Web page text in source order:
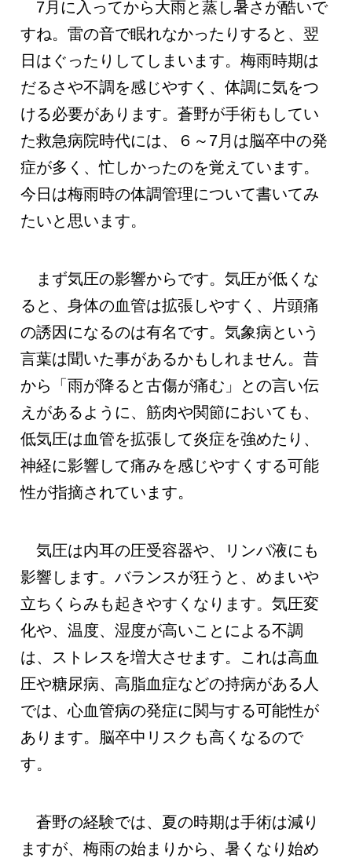
7月に入ってから大雨と蒸し暑さが酷いで
すね。雷の音で眠れなかったりすると、翌
日はぐったりしてしまいます。梅雨時期は
だるさや不調を感じやすく、体調に気をつ
ける必要があります。蒼野が手術もしてい
た救急病院時代には、６～7月は脳卒中の発
症が多く、忙しかったのを覚えています。
今日は梅雨時の体調管理について書いてみ
たいと思います。
まず気圧の影響からです。気圧が低くな
ると、身体の血管は拡張しやすく、片頭痛
の誘因になるのは有名です。気象病という
言葉は聞いた事があるかもしれません。昔
から「雨が降ると古傷が痛む」との言い伝
えがあるように、筋肉や関節においても、
低気圧は血管を拡張して炎症を強めたり、
神経に影響して痛みを感じやすくする可能
性が指摘されています。
気圧は内耳の圧受容器や、リンパ液にも
影響します。バランスが狂うと、めまいや
立ちくらみも起きやすくなります。気圧変
化や、温度、湿度が高いことによる不調
は、ストレスを増大させます。これは高血
圧や糖尿病、高脂血症などの持病がある人
では、心血管病の発症に関与する可能性が
あります。脳卒中リスクも高くなるので
す。
蒼野の経験では、夏の時期は手術は減り
ますが、梅雨の始まりから、暑くなり始め